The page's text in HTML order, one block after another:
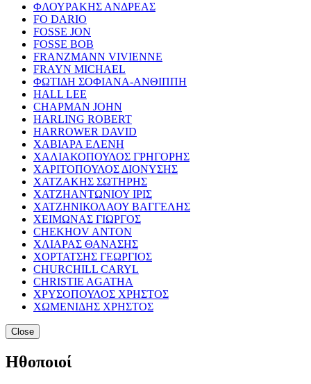
ΦΛΟΥΡΑΚΗΣ ΑΝΔΡΕΑΣ
FO DARIO
FOSSE JON
FOSSE BOB
FRANZMANN VIVIENNE
FRAYN MICHAEL
ΦΩΤΙΔΗ ΣΟΦΙΑΝΑ-ΑΝΘΙΠΠΗ
HALL LEE
CHAPMAN JOHN
HARLING ROBERT
HARROWER DAVID
ΧΑΒΙΑΡΑ ΕΛΕΝΗ
ΧΑΛΙΑΚΟΠΟΥΛΟΣ ΓΡΗΓΟΡΗΣ
ΧΑΡΙΤΟΠΟΥΛΟΣ ΔΙΟΝΥΣΗΣ
ΧΑΤΖΑΚΗΣ ΣΩΤΗΡΗΣ
ΧΑΤΖΗΑΝΤΩΝΙΟΥ ΙΡΙΣ
ΧΑΤΖΗΝΙΚΟΛΑΟΥ ΒΑΓΓΕΛΗΣ
ΧΕΙΜΩΝΑΣ ΓΙΩΡΓΟΣ
CHEKHOV ANTON
ΧΛΙΑΡΑΣ ΘΑΝΑΣΗΣ
ΧΟΡΤΑΤΣΗΣ ΓΕΩΡΓΙΟΣ
CHURCHILL CARYL
CHRISTIE AGATHA
ΧΡΥΣΟΠΟΥΛΟΣ ΧΡΗΣΤΟΣ
ΧΩΜΕΝΙΔΗΣ ΧΡΗΣΤΟΣ
Close
Ηθοποιοί